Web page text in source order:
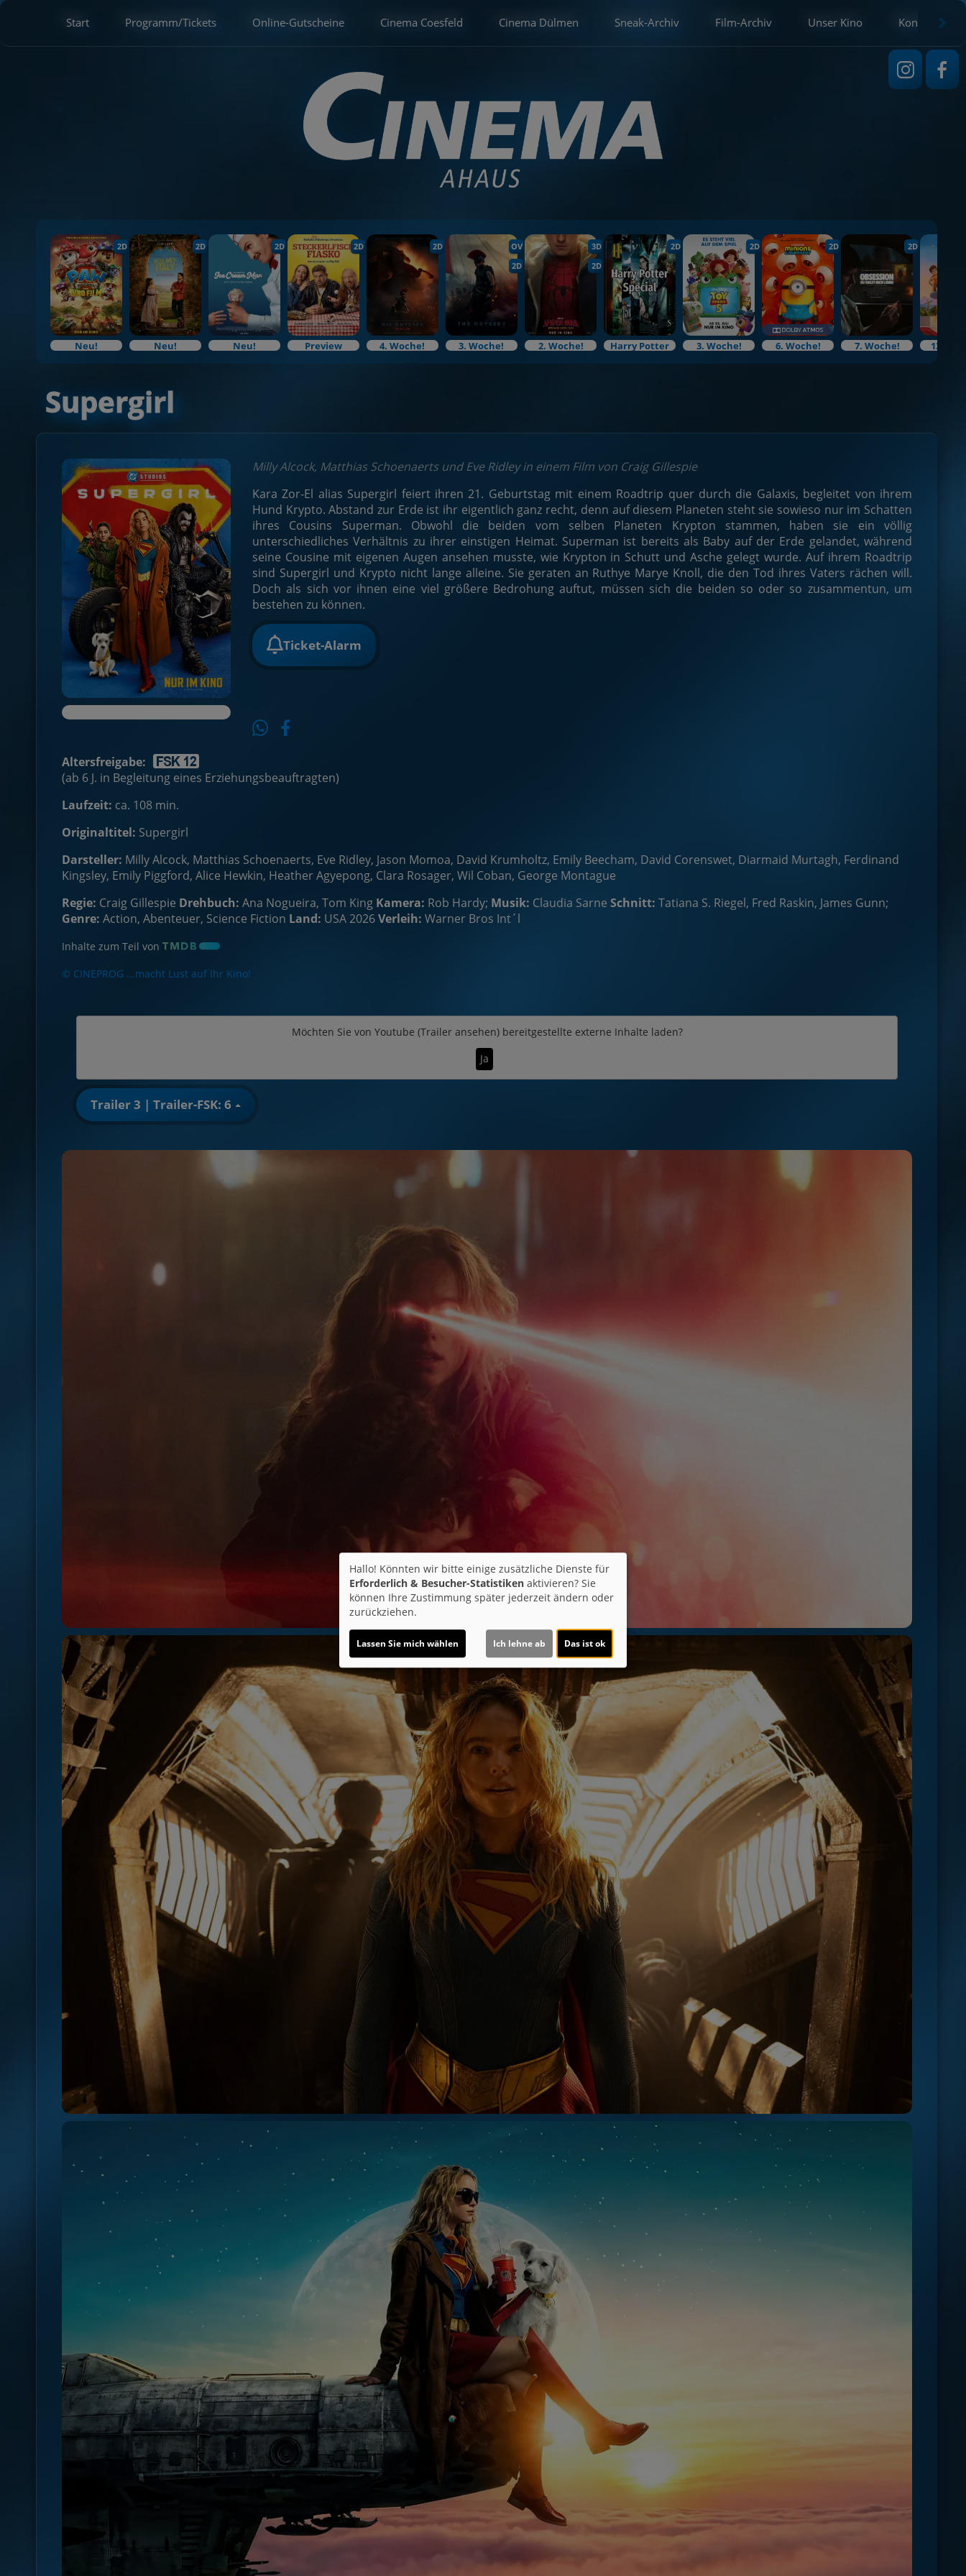
Start Programm/Tickets Online-Gutscheine Cinema Coesfeld Cinema Dülmen Sneak-Archiv Film-Archiv Unser Kino Kontakt
2D
Neu!
2D
Neu!
2D
Neu!
2D
Preview
2D
4. Woche!
OV
2D
3. Woche!
3D
2D
2. Woche!
2D
Harry Potter
2D
3. Woche!
2D
6. Woche!
2D
7. Woche! 13.
Supergirl
Milly Alcock, Matthias Schoenaerts und Eve Ridley in einem Film von Craig Gillespie
Kara Zor-El alias Supergirl feiert ihren 21. Geburtstag mit einem Roadtrip quer durch die Galaxis, begleitet von ihrem
Hund Krypto. Abstand zur Erde ist ihr eigentlich ganz recht, denn auf diesem Planeten steht sie sowieso nur im Schatten
ihres Cousins Superman. Obwohl die beiden vom selben Planeten Krypton stammen, haben sie ein völlig
unterschiedliches Verhältnis zu ihrer einstigen Heimat. Superman ist bereits als Baby auf der Erde gelandet, während
seine Cousine mit eigenen Augen ansehen musste, wie Krypton in Schutt und Asche gelegt wurde. Auf ihrem Roadtrip
sind Supergirl und Krypto nicht lange alleine. Sie geraten an Ruthye Marye Knoll, die den Tod ihres Vaters rächen will.
Doch als sich vor ihnen eine viel größere Bedrohung auftut, müssen sich die beiden so oder so zusammentun, um
bestehen zu können.
Ticket-Alarm
Altersfreigabe:
(ab 6 J. in Begleitung eines Erziehungsbeauftragten)
Laufzeit: ca. 108 min.
Originaltitel: Supergirl
Darsteller: Milly Alcock, Matthias Schoenaerts, Eve Ridley, Jason Momoa, David Krumholtz, Emily Beecham, David Corenswet, Diarmaid Murtagh, Ferdinand
Kingsley, Emily Piggford, Alice Hewkin, Heather Agyepong, Clara Rosager, Wil Coban, George Montague
Regie: Craig Gillespie Drehbuch: Ana Nogueira, Tom King Kamera: Rob Hardy; Musik: Claudia Sarne Schnitt: Tatiana S. Riegel, Fred Raskin, James Gunn;
Genre: Action, Abenteuer, Science Fiction Land: USA 2026Verleih: Warner Bros Int´l
Inhalte zum Teil von
© CINEPROG ...macht Lust auf Ihr Kino!
Möchten Sie von Youtube (Trailer ansehen)bereitgestellte externe Inhalte laden?
Ja
Trailer 3 | Trailer-FSK: 6
Hallo! Könnten wir bitte einige zusätzliche Dienste für
Erforderlich & Besucher-Statistiken aktivieren? Sie
können Ihre Zustimmung später jederzeit ändern oder
zurückziehen.
Lassen Sie mich wählen Ich lehne ab Das ist ok